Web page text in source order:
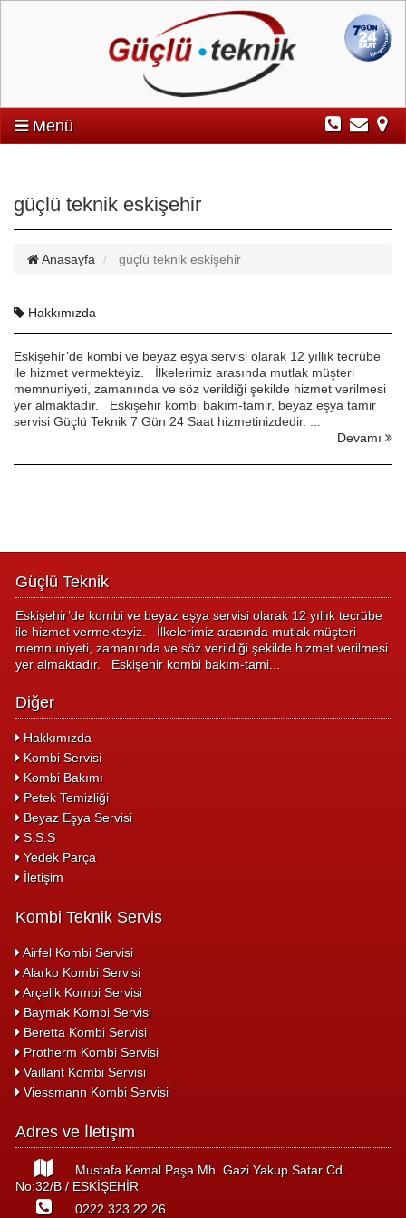
Menü
güçlü teknik eskişehir
Anasayfa güçlü teknik eskişehir
Hakkımızda
Eskişehir’de kombi ve beyaz eşya servisi olarak 12 yıllık tecrübe
ile hizmet vermekteyiz. İlkelerimiz arasında mutlak müşteri
memnuniyeti, zamanında ve söz verildiği şekilde hizmet verilmesi
yer almaktadır. Eskişehir kombi bakım-tamir, beyaz eşya tamir
servisi Güçlü Teknik 7 Gün 24 Saat hizmetinizdedir. ...
Devamı
Güçlü Teknik
Eskişehir’de kombi ve beyaz eşya servisi olarak 12 yıllık tecrübe
ile hizmet vermekteyiz. İlkelerimiz arasında mutlak müşteri
memnuniyeti, zamanında ve söz verildiği şekilde hizmet verilmesi
yer almaktadır. Eskişehir kombi bakım-tami...
Diğer
Hakkımızda
Kombi Servisi
Kombi Bakımı
Petek Temizliği
Beyaz Eşya Servisi
S.S.S
Yedek Parça
İletişim
Kombi Teknik Servis
Airfel Kombi Servisi
Alarko Kombi Servisi
Arçelik Kombi Servisi
Baymak Kombi Servisi
Beretta Kombi Servisi
Protherm Kombi Servisi
Vaillant Kombi Servisi
Viessmann Kombi Servisi
Adres ve İletişim
Mustafa Kemal Paşa Mh. Gazi Yakup Satar Cd.
No:32/B / ESKİŞEHİR
0222 323 22 26